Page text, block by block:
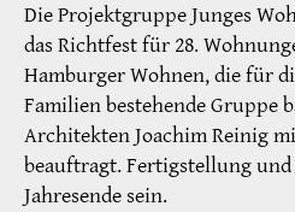
Die Projektgruppe Junges
das Richtfest für 28.
Hamburger Wohnen, die für
Familien bestehende Gruppe
Architekten Joachim Reinig
beauftragt. Fertigstellung
Jahresende sein.